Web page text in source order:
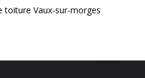
toiture Vaux-sur-morges